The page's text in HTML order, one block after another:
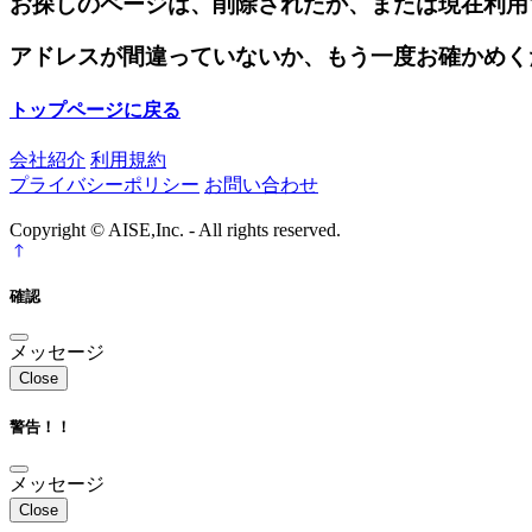
アドレスが間違っていないか、もう一度お確かめ
トップページに戻る
会社紹介 利用規約
プライバシーポリシー お問い合わせ
Copyright © AISE,Inc. - All rights reserved.
確認
メッセージ
Close
警告！！
メッセージ
Close